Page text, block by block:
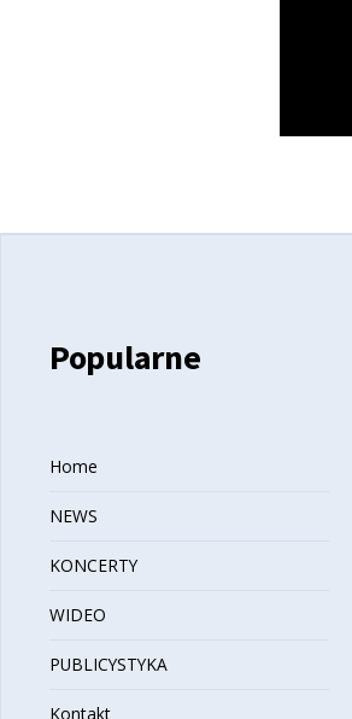
Popularne
Home
NEWS
KONCERTY
WIDEO
PUBLICYSTYKA
Kontakt